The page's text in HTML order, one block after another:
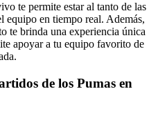
te permite estar al tanto de las
equipo en tiempo real. Además,
te brinda una experiencia única
apoyar a tu equipo favorito de
de los Pumas en